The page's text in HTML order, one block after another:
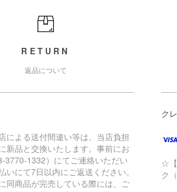
RETURN
返品について
による送付間違い等は、当店負担
新品と交換いたします。事前にお
3770-1332）にてご連絡いただい
いにて7日以内にご返送ください。
同商品が完売している際には、ご
ク
☆【
ク